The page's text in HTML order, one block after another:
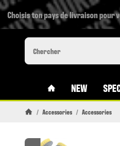
Choisis ton pays de livraison
NEW
/ Accessories / Accessories